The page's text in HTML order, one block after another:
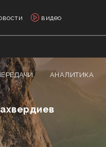
видео
АНАЛИТИКА